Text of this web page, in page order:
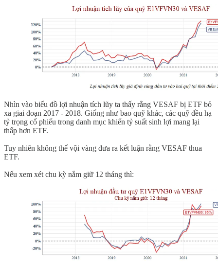
Nhìn vào biểu đồ lợi nhuận tích lũy ta thấy rằng VESAF bị ETF bỏ
xa giai đoạn 2017 - 2018. Giống như bao quỹ khác, các quỹ đều hạ
tỷ trọng cổ phiếu trong danh mục khiến tỷ suất sinh lợi mang lại
thấp hơn ETF.
Tuy nhiên không thể vội vàng đưa ra kết luận rằng VESAF thua
ETF.
Nếu xem xét chu kỳ nắm giữ 12 tháng thì: